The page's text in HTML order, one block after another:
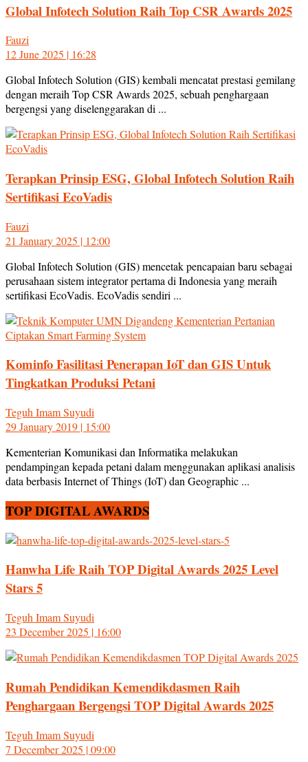
Global Infotech Solution Raih Top CSR Awards 2025
Fauzi
12 June 2025 | 16:28
Global Infotech Solution (GIS) kembali mencatat prestasi gemilang
dengan meraih Top CSR Awards 2025, sebuah penghargaan
bergengsi yang diselenggarakan di ...
Terapkan Prinsip ESG, Global Infotech Solution Raih
Sertifikasi EcoVadis
Fauzi
21 January 2025 | 12:00
Global Infotech Solution (GIS) mencetak pencapaian baru sebagai
perusahaan sistem integrator pertama di Indonesia yang meraih
sertifikasi EcoVadis. EcoVadis sendiri ...
Kominfo Fasilitasi Penerapan IoT dan GIS Untuk
Tingkatkan Produksi Petani
Teguh Imam Suyudi
29 January 2019 | 15:00
Kementerian Komunikasi dan Informatika melakukan
pendampingan kepada petani dalam menggunakan aplikasi analisis
data berbasis Internet of Things (IoT) dan Geographic ...
TOP DIGITAL AWARDS
Hanwha Life Raih TOP Digital Awards 2025 Level
Stars 5
Teguh Imam Suyudi
23 December 2025 | 16:00
Rumah Pendidikan Kemendikdasmen Raih
Penghargaan Bergengsi TOP Digital Awards 2025
Teguh Imam Suyudi
7 December 2025 | 09:00